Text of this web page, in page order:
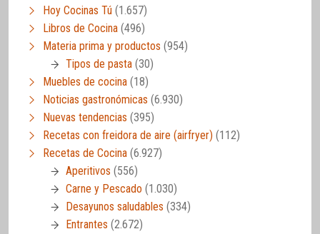
Hoy Cocinas Tú (1.657)
Libros de Cocina (496)
Materia prima y productos (954)
Tipos de pasta (30)
Muebles de cocina (18)
Noticias gastronómicas (6.930)
Nuevas tendencias (395)
Recetas con freidora de aire (airfryer) (112)
Recetas de Cocina (6.927)
Aperitivos (556)
Carne y Pescado (1.030)
Desayunos saludables (334)
Entrantes (2.672)